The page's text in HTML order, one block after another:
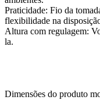
Praticidade: Fio da
flexibilidade na
Altura com regulagem:
la.
Dimensões do produto